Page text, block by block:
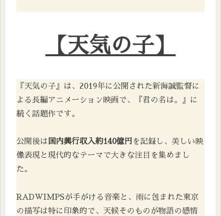
【天気の子】
『天気の子』は、2019年に公開された新海誠監督に
よる長編アニメーション映画で、『君の名は。』に
続く話題作です。
公開後は 国内興行収入約140億円 を記録し、美しい映
像表現と現代的なテーマで大きな注目を集めまし
た。
RADWIMPSが手がける音楽と、雨に包まれた東京
の描写は特に印象的で、天候そのものが物語の感情